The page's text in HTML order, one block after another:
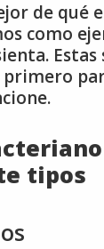
de qué
como
Estas
tipos